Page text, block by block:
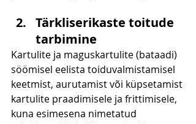
Tärkliserikaste toitude
tarbimine
Kartulite ja maguskartulite (bataadi)
söömisel eelista toiduvalmistamisel
keetmist, aurutamist või küpsetamist
kartulite praadimisele ja frittimisele,
kuna esimesena nimetatud